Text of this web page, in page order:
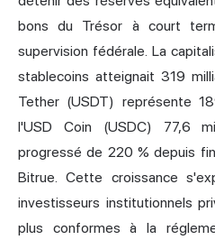
bons du Trésor à court
supervision fédérale. La
stablecoins atteignait 319
Tether (USDT) représente
l'USD Coin (USDC) 77,6
progressé de 220 % depuis
Bitrue. Cette croissance
investisseurs institutionnels
plus conformes à la